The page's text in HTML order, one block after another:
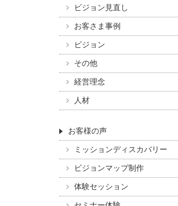
ビジョン見直し
お客さま事例
ビジョン
その他
経営理念
人材
お客様の声
ミッションディスカバリー
ビジョンマップ制作
体験セッション